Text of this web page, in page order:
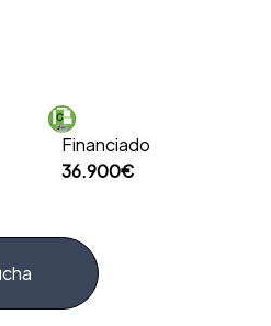
Financiado
36.900€